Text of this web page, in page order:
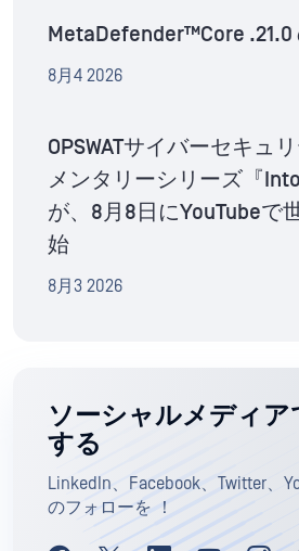
MetaDefender™Core .21.0
8月4 2026
OPSWATサイバーセキュ
メンタリーシリーズ『
が、8月8日にYouTubeで
始
8月3 2026
ソーシャルメディア
する
LinkedIn、Facebook、Twitter、
のフォローを ！